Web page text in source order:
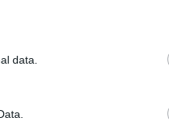
data.
obren
Proa de